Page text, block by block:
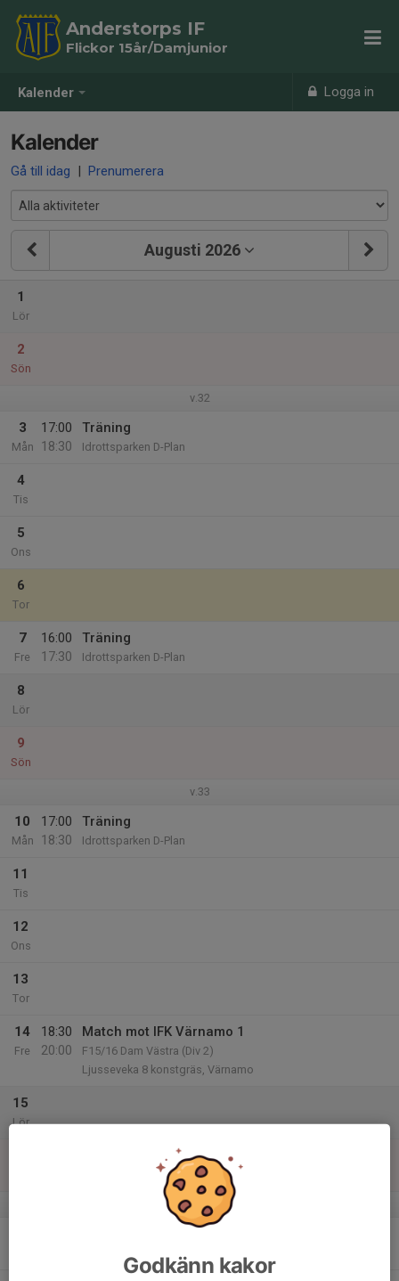
Kalender Logga in
Anderstorps IF
Flickor 15år/Damjunior
Kalender
Gå till idag | Prenumerera
Augusti 2026
1
Lör
2
Sön
v.32
3
Mån
17:00
18:30
Träning
Idrottsparken D-Plan
4
Tis
5
Ons
6
Tor
7
Fre
16:00
17:30
Träning
Idrottsparken D-Plan
8
Lör
9
Sön
v.33
10
Mån
17:00
18:30
Träning
Idrottsparken D-Plan
11
Tis
12
Ons
13
Tor
14
Fre
18:30
20:00
Match mot IFK Värnamo 1
F15/16 Dam Västra (Div 2)
Ljusseveka 8 konstgräs, Värnamo
15
Lör
v.34
Idrottsparken D-Plan
Godkänn kakor